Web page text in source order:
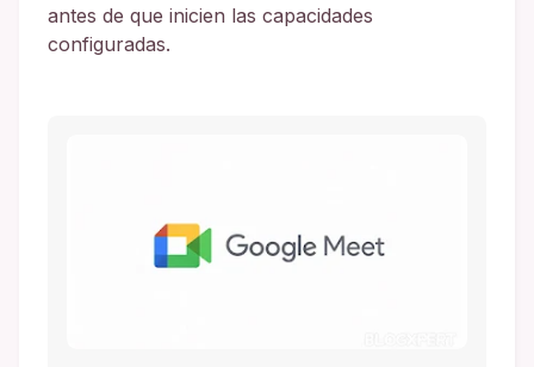
antes de que inicien las capacidades
configuradas.